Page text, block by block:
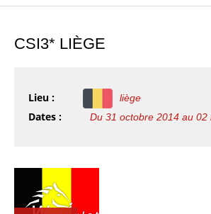
CSI3* LIÈGE
Lieu : liège
Dates : Du 31 octobre 2014 au 02